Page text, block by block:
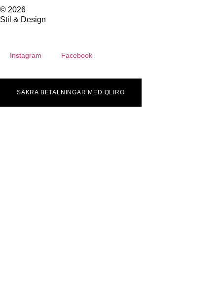
© 2026
Stil & Design
Instagram Facebook
SÄKRA BETALNINGAR MED QLIRO